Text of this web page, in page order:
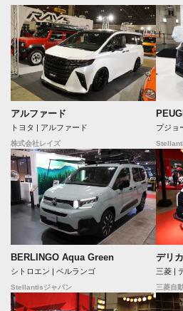
アルファード
トヨタ | アルファード
株式会社レイズ
プジョ
BERLINGO Aqua Green
シトロエン | ベルランゴ
Stellantisジャパン
デリ
三菱 |
三菱自